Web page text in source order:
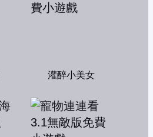
灌醉小美女